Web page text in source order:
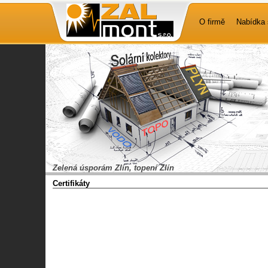
O firmě Nabídka
Zelená úsporám Zlín, topení Zlín
Certifikáty